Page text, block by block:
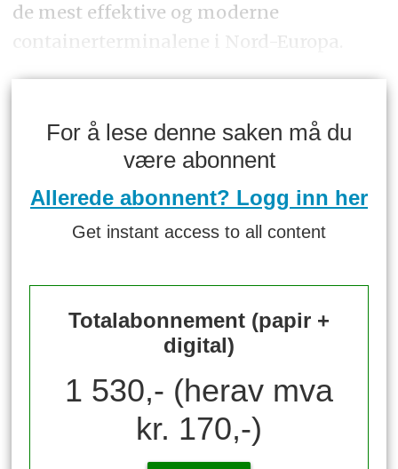
de mest effektive og moderne
containerterminalene i Nord-Europa.
For å lese denne saken må du
være abonnent
Allerede abonnent? Logg inn her
Get instant access to all content
Totalabonnement (papir +
digital)
1 530,- (herav mva
kr. 170,-)